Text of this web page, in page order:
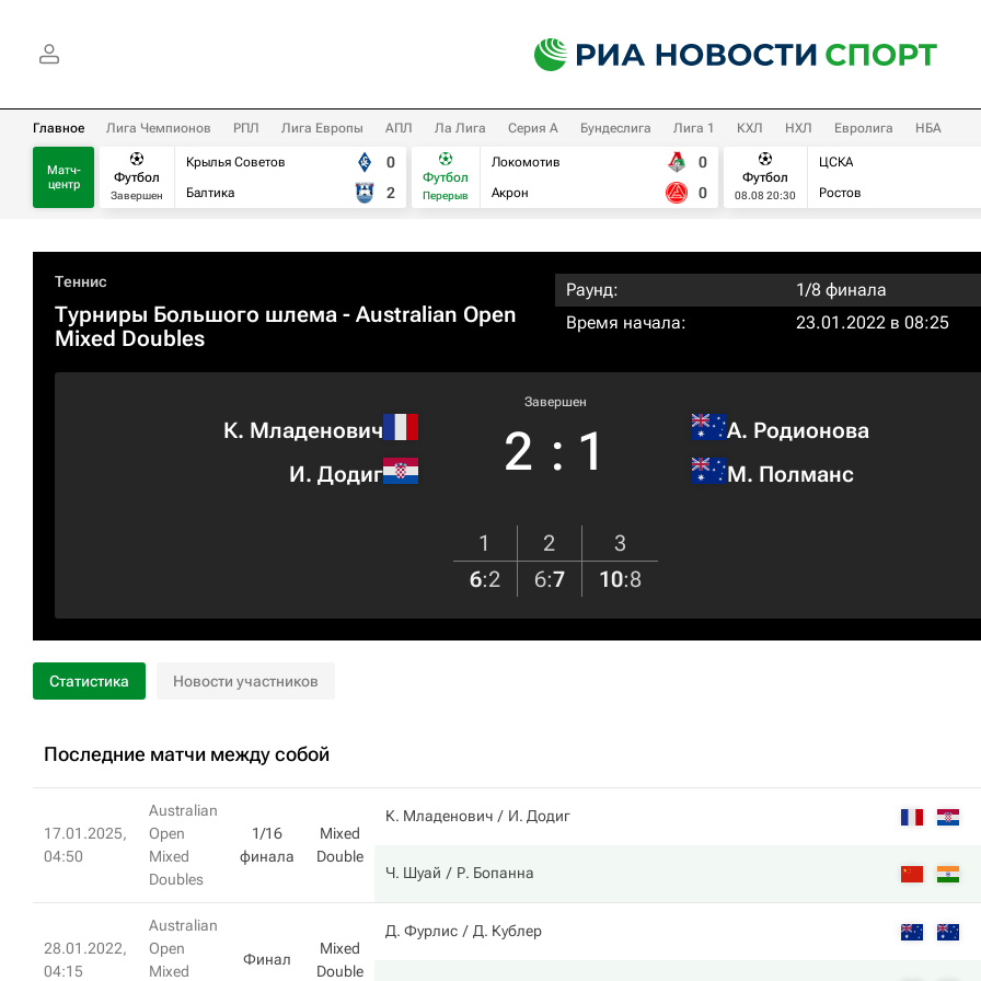
Главное Лига Чемпионов РПЛ Лига Европы АПЛ Ла Лига Серия А Бундеслига Лига 1 КХЛ НХЛ Евролига НБА
Матч-
центр
Футбол
Завершен
Крылья Советов
Балтика
0
2
Футбол
Перерыв
Локомотив
Акрон
0
0
Футбол
08.08 20:30
ЦСКА
Ростов
Теннис
Турниры Большого шлема - Australian Open
Mixed Doubles
Раунд:
1/8 финала
Время начала:
23.01.2022 в 08:25
К. Младенович
И. Додиг
Завершен
2 : 1
А. Родионова
М. Полманс
1 2
3
6:2 6:7 10:8
Статистика Новости участников
Последние матчи между собой
17.01.2025,
04:50
Australian
Open
Mixed
Doubles
1/16
финала
Mixed
Double
К. Младенович И. Додиг
Ч. Шуай Р. Бопанна
28.01.2022,
04:15
Australian
Open
Mixed
Финал
Mixed
Double
Д. Фурлис Д. Кублер